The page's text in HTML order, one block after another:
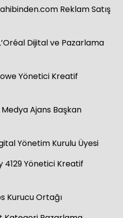
Reklam Satış
Dijital ve Pazarlama
Yönetici Kreatif
Ajans Başkan
Yönetim Kurulu Üyesi
4129 Yönetici Kreatif
Kurucu Ortağı